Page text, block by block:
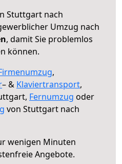
Stuttgart nach
Umzug nach
, damit Sie problemlos
können.
,
– & Klaviertransport,
Fernumzug oder
von Stuttgart nach
wenigen Minuten
Angebote.